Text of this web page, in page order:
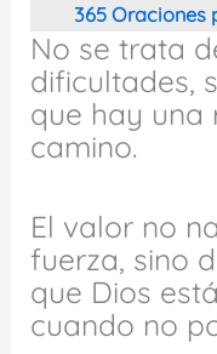
365 Oraciones
No se trata
dificultades,
que hay una
camino.
El valor no
fuerza, sino
que Dios
cuando no